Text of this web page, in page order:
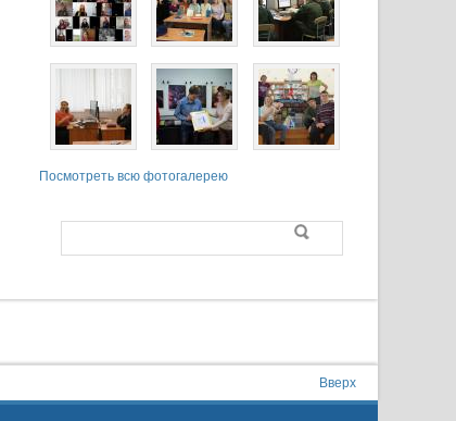
Посмотреть всю фотогалерею
Форма поиска
Поиск
Вверх